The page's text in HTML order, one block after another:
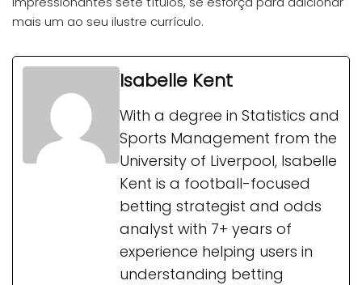
mais um ao seu ilustre currículo.
Isabelle Kent
With a degree in Statistics and
Sports Management from the
University of Liverpool, Isabelle
Kent is a football-focused
betting strategist and odds
analyst with 7+ years of
experience helping users in
understanding betting